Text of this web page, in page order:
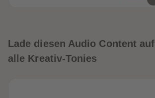
Lade diesen Audio Content auf
alle Kreativ-Tonies